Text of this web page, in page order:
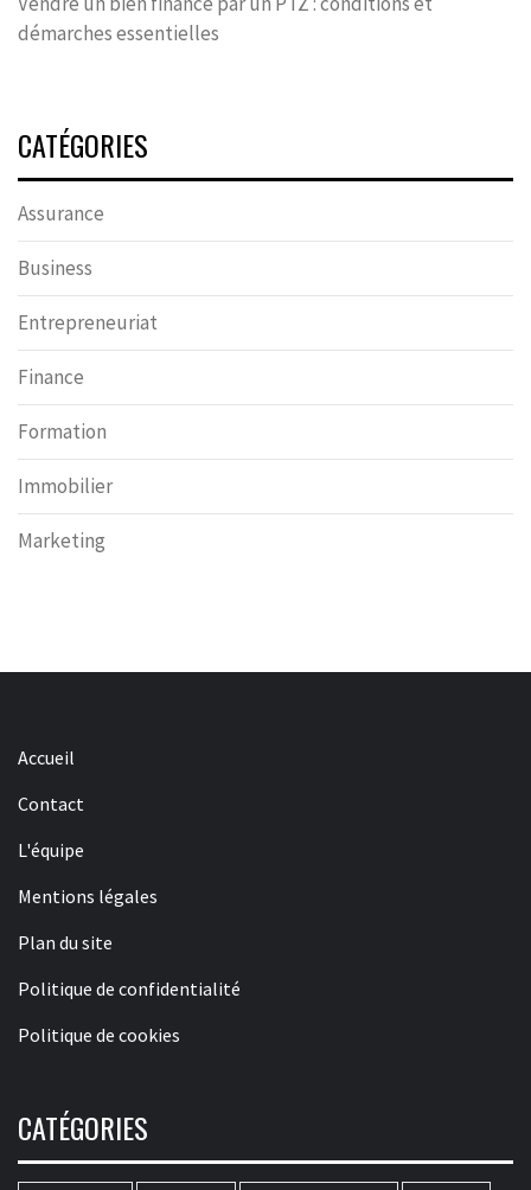
démarches essentielles
CATÉGORIES
Assurance
Business
Entrepreneuriat
Finance
Formation
Immobilier
Marketing
Accueil
Contact
L'équipe
Mentions légales
Plan du site
Politique de confidentialité
Politique de cookies
CATÉGORIES